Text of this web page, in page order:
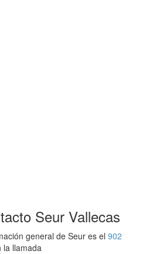
Seur Vallecas
general de Seur es el 902
la llamada